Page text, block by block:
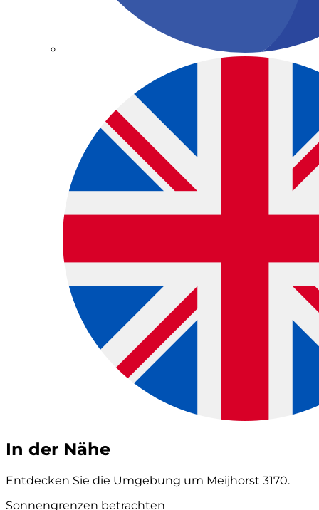
In der Nähe
Entdecken Sie die Umgebung um Meijhorst 3170.
Sonnengrenzen betrachten